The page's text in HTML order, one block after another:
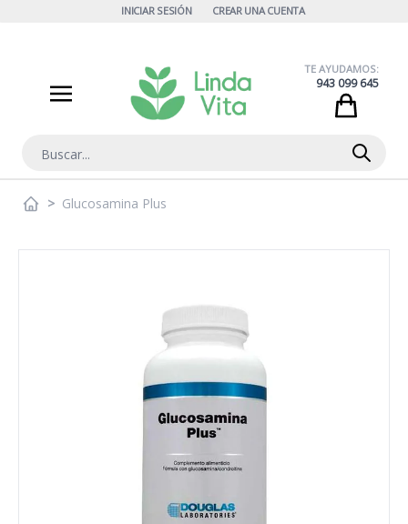
INICIAR SESIÓN CREAR UNA CUENTA
Buscar
TE AYUDAMOS:
943 099 645
> Glucosamina Plus